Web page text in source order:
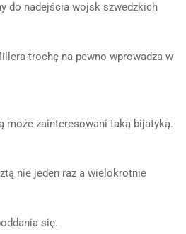
do nadejścia wojsk szwedzkich
trochę na pewno wprowadza w
może zainteresowani taką bijatyką.
nie jeden raz a wielokrotnie
się.